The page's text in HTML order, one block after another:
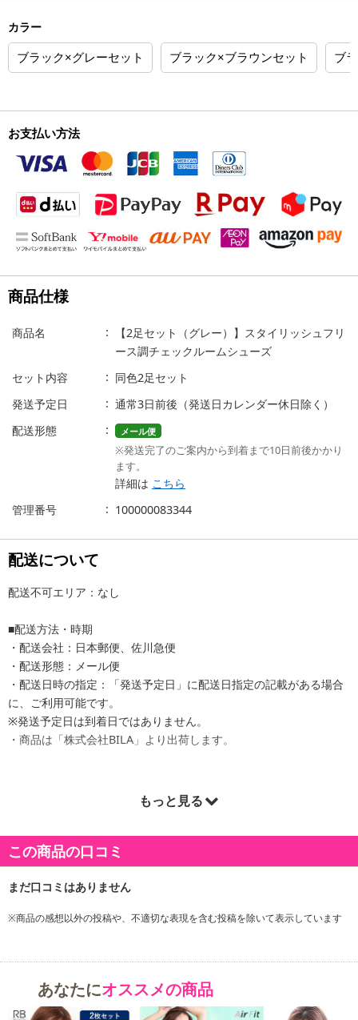
カラー
ブラック×グレーセット ブラック×ブラウンセット ブ
お支払い方法
商品仕様
商品名
【2足セット（グレー）】スタイリッシュフリ
ース調チェックルームシューズ
セット内容
同色2足セット
発送予定日
通常3日前後（発送日カレンダー休日除く）
配送形態
メール便
※発送完了のご案内から到着まで10日前後かかり
ます。
詳細は こちら
管理番号
100000083344
配送について
配送不可エリア：なし
■配送方法・時期
・配送会社：日本郵便、佐川急便
・配送形態：メール便
・配送日時の指定：「発送予定日」に配送日指定の記載がある場合
に、ご利用可能です。
※発送予定日は到着日ではありません。
・商品は「株式会社BILA」より出荷します。
もっと見る
この商品の口コミ
※商品の感想以外の投稿や、不適切な表現を含む投稿を除いて表示しています
あなたにオススメの商品